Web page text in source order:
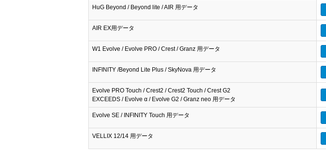
HuG Beyond / Beyond lite / AIR 用データ
AIR EX用データ
W1 Evolve / Evolve PRO / Crest / Granz 用データ
INFINITY /Beyond Lite Plus / SkyNova 用データ
Evolve PRO Touch / Crest2 / Crest2 Touch / Crest G2
EXCEEDS / Evolve α / Evolve G2 / Granz neo 用データ
Evolve SE / INFINITY Touch 用データ
VELLIX 12/14 用データ